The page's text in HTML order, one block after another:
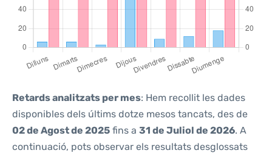
Retards analitzats per mes: Hem recollit les dades
disponibles dels últims dotze mesos tancats, des de
02 de Agost de 2025 fins a 31 de Juliol de 2026. A
continuació, pots observar els resultats desglossats